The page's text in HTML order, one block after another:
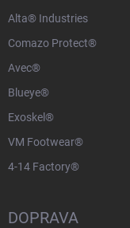
Alta® Industries
Comazo Protect®
Avec®
Blueye®
Exoskel®
VM Footwear®
4-14 Factory®
DOPRAVA